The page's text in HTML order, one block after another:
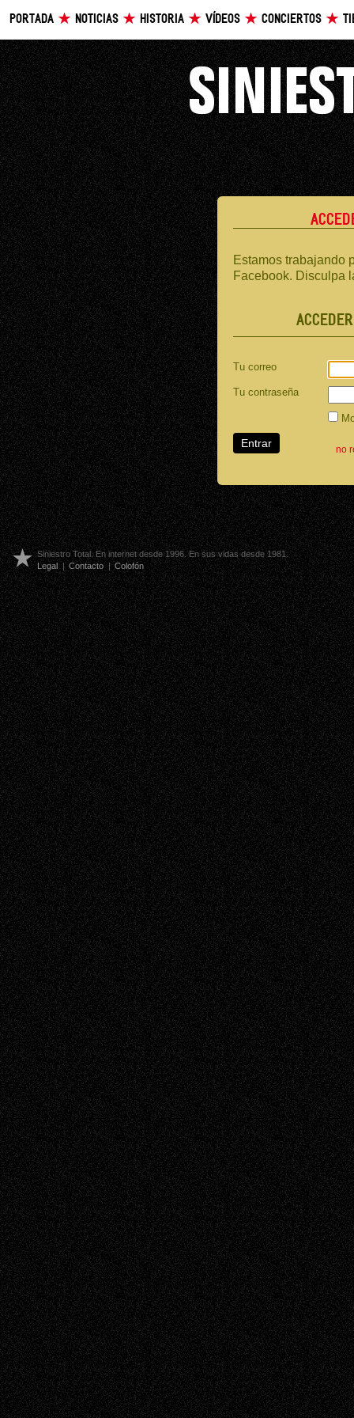
PORTADA NOTICIAS HISTORIA VÍDEOS CONCIERTOS
Estamos trabajando
Facebook. Disculpa
Tu correo
Tu contraseña
no
Siniestro Total. En internet desde 1996. En sus vidas desde 1981.
Legal | Contacto | Colofón